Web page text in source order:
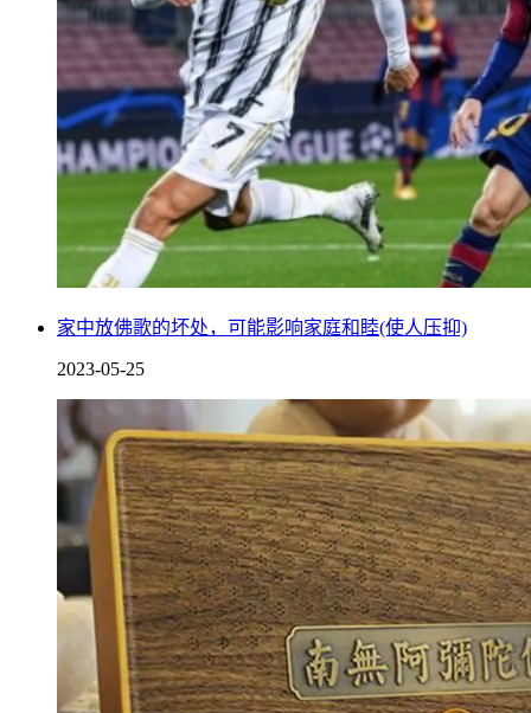
家中放佛歌的坏处，可能影响家庭和睦(使人压抑)
2023-05-25